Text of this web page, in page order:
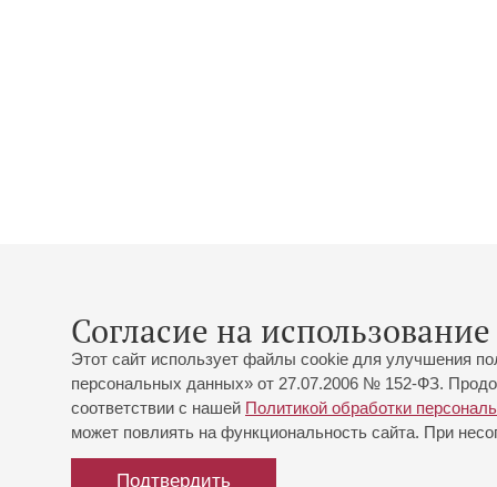
Согласие на
Этот сайт использует файлы cookie для улучшения
персональных данных» от 27.07.2006 № 152-ФЗ.
соответствии с нашей Политикой обработки
может повлиять на функциональность сайта. При
Подтвердить